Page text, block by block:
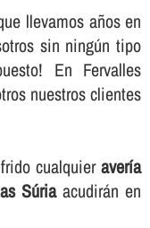
llevamos años en
sin ningún tipo
En Fervalles
nuestros clientes
cualquieraverí­a
Súriaacudirán en